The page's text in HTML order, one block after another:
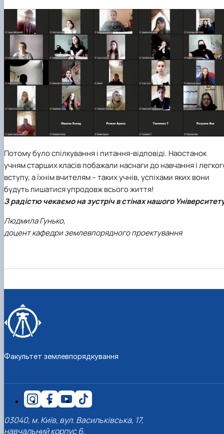
Потому було спілкування і питання-відповіді. Наостанок
учням старших класів побажали наснаги до навчання і
вступу, а їхнім вчителям – таких учнів, успіхами яких вони
будуть пишатися упродовж всього життя!
З радістю чекаємо на зустріч в стінах нашого
Людмила Гунько,
доцент кафедри землевпорядного проектування
Факультет землевпорядкування
03040, м. Київ, вул. Васильківська, 17,
навчальний корпус 6.